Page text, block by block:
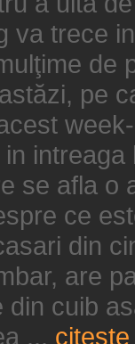
va trece
de
pe
se afla o
ce
din
are
cuib
...